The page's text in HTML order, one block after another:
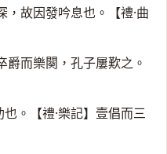
，故因發吟息也。【禮·曲
爵而樂闋，孔子屢歎之。
。【禮·樂記】壹倡而三